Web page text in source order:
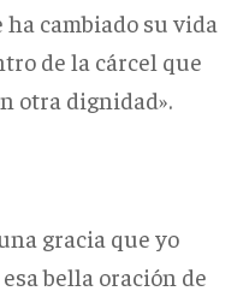
cambiado su vida
de la cárcel que
otra dignidad».
gracia que yo
bella oración de